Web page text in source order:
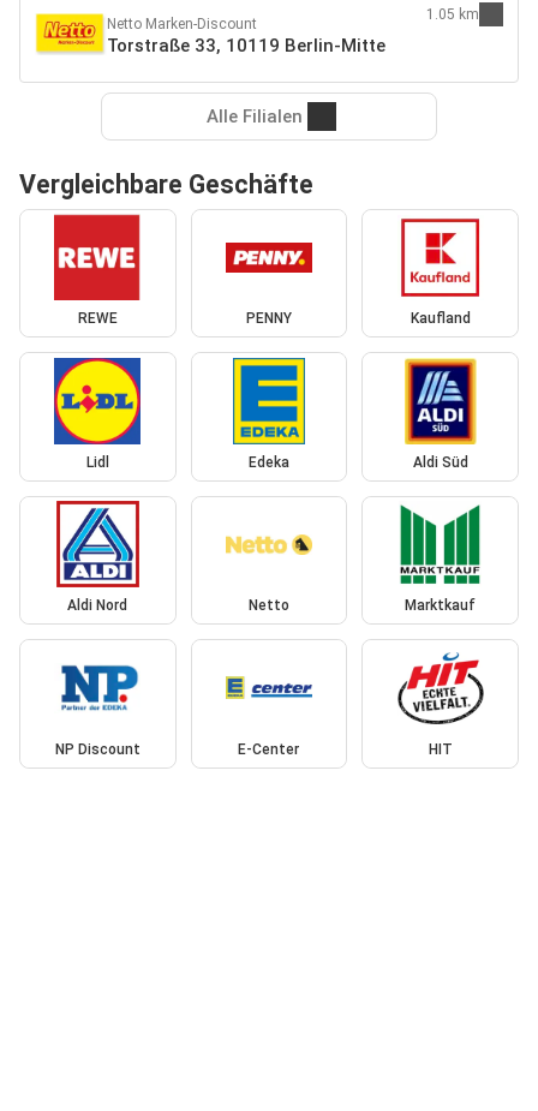
Netto Marken-Discount
Torstraße 33, 10119 Berlin-Mitte
1.05 km
Alle Filialen
Vergleichbare Geschäfte
REWE PENNY Kaufland
Lidl Edeka Aldi Süd
Aldi Nord Netto Marktkauf
NP Discount E-Center HIT